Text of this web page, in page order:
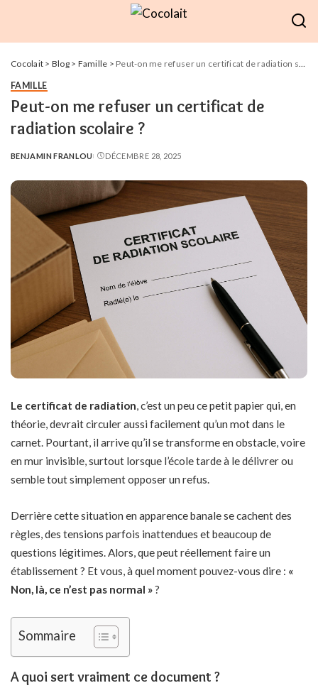
Cocolait > Blog> Famille > Peut-on me refuser un certificat de radiation scolaire ?
FAMILLE
Peut-on me refuser un certificat de
radiation scolaire ?
POSTED
BENJAMIN FRANLOU DÉCEMBRE 28, 2025
Le certificat de radiation, c’est un peu ce petit papier qui, en
théorie, devrait circuler aussi facilement qu’un mot dans le
carnet. Pourtant, il arrive qu’il se transforme en obstacle, voire
en mur invisible, surtout lorsque l’école tarde à le délivrer ou
semble tout simplement opposer un refus.
Derrière cette situation en apparence banale se cachent des
règles, des tensions parfois inattendues et beaucoup de
questions légitimes. Alors, que peut réellement faire un
établissement ? Et vous, à quel moment pouvez-vous dire : «
Non, là, ce n’est pas normal »?
Sommaire
A quoi sert vraiment ce document ?